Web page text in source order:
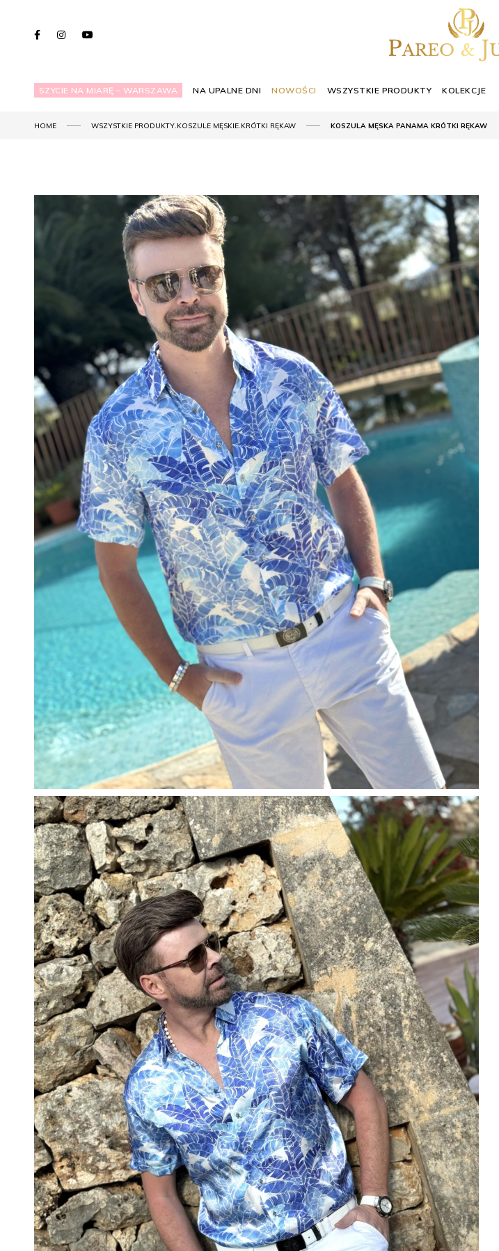
SZYCIE NA MIARĘ – WARSZAWA NA UPALNE DNI NOWOŚCI WSZYSTKIE PRODUKTY KOLEKCJE
HOME WSZYSTKIE PRODUKTY,KOSZULE MĘSKIE,KRÓTKI RĘKAW KOSZULA MĘSKA PANAMA KRÓTKI RĘKAW